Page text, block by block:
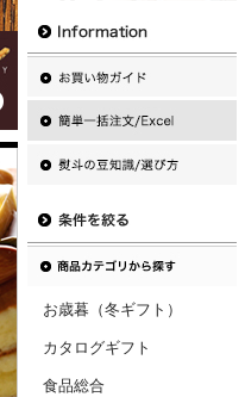
お歳暮（冬ギフト）
カタログギフト
食品総合